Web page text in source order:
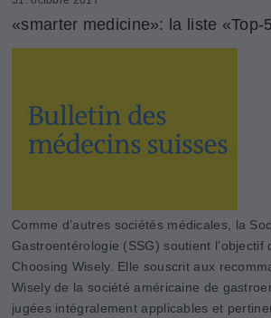
«smarter medicine»: la liste «Top-
Comme d’autres sociétés médicales, la
Gastroentérologie (SSG) soutient l’objectif
Choosing Wisely. Elle souscrit aux
Wisely de la société américaine de
jugées intégralement applicables et